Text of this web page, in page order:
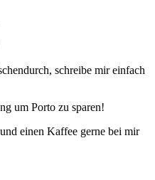
schreibe mir einfach
um Porto zu sparen!
einen Kaffee gerne bei mir